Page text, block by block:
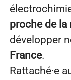
proche de la
développer
France.
Rattaché·e